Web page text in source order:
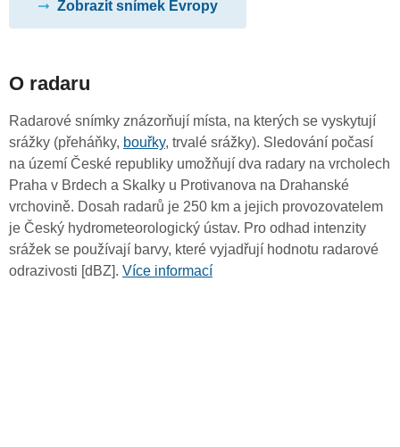
Zobrazit snímek Evropy
O radaru
Radarové snímky znázorňují místa, na kterých se vyskytují
srážky (přeháňky, bouřky, trvalé srážky). Sledování počasí
na území České republiky umožňují dva radary na vrcholech
Praha v Brdech a Skalky u Protivanova na Drahanské
vrchovině. Dosah radarů je 250 km a jejich provozovatelem
je Český hydrometeorologický ústav. Pro odhad intenzity
srážek se používají barvy, které vyjadřují hodnotu radarové
odrazivosti [dBZ]. Více informací